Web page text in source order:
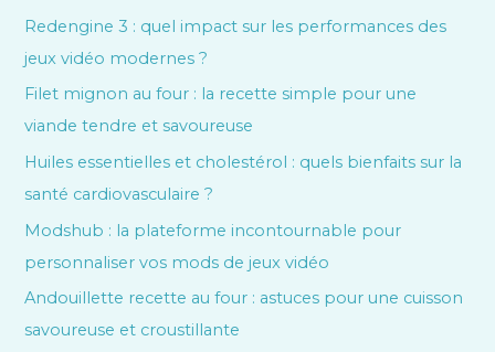
Redengine 3 : quel impact sur les performances des
jeux vidéo modernes ?
Filet mignon au four : la recette simple pour une
viande tendre et savoureuse
Huiles essentielles et cholestérol : quels bienfaits sur la
santé cardiovasculaire ?
Modshub : la plateforme incontournable pour
personnaliser vos mods de jeux vidéo
Andouillette recette au four : astuces pour une cuisson
savoureuse et croustillante